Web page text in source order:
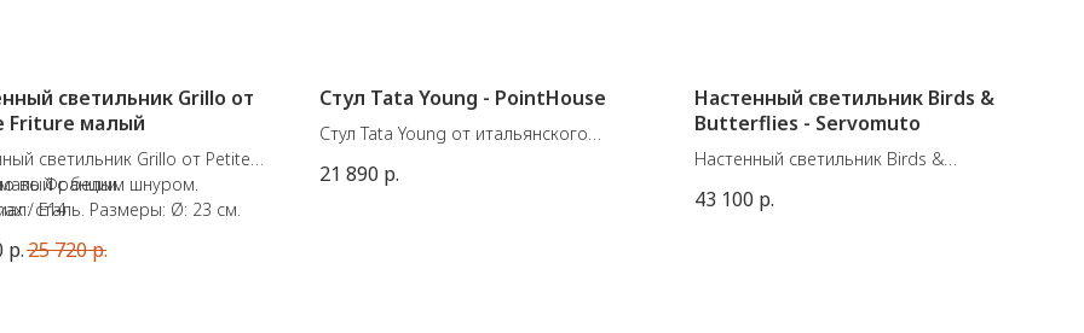
светильник Grillo от
Friture малый
светильник Grillo от Petite
с белым шнуром.
сталь. Размеры: Ø: 23 см.
во Франции.
/ E14
р.25 720р.
Стул Tata Young - PointHouse
Стул Tata Young от итальянского
Материал: металл + полипропилен.
21 890 р.
Настенный светильник Birds &
Butterflies - Servomuto
Настенный светильник Birds &
старинной иллюстрации 1750-х годов,
43 100 р.